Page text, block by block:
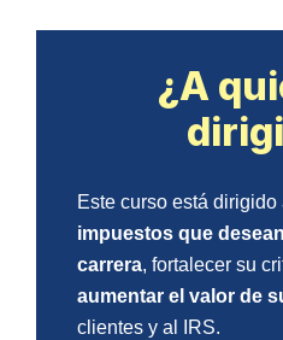
¿A
Este curso está dirigido
impuestos que
carrera, fortalecer su
aumentar el valor de
clientes y al IRS.